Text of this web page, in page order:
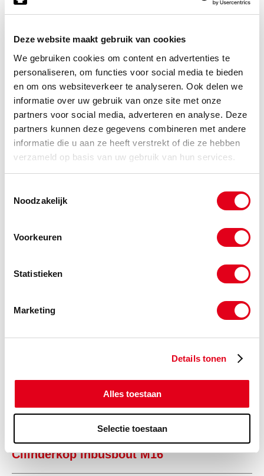
Deze website maakt gebruik van cookies
We gebruiken cookies om content en advertenties te
personaliseren, om functies voor social media te bieden
en om ons websiteverkeer te analyseren. Ook delen we
informatie over uw gebruik van onze site met onze
partners voor social media, adverteren en analyse. Deze
partners kunnen deze gegevens combineren met andere
informatie die u aan ze heeft verstrekt of die ze hebben
verzameld op basis van uw gebruik van hun services.
Noodzakelijk
Voorkeuren
Statistieken
Marketing
Details tonen
Alles toestaan
Selectie toestaan
(de verpakkingseenheid is 25
Info Stuks
-
(de verpakkingseenheid is 25
Info Stuks
Gerelateerde categorieën voor RVS A4
Cilinderkop inbusbout M16